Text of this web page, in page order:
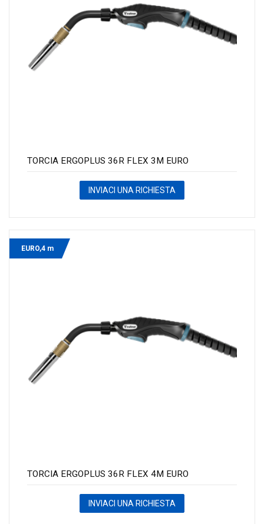
TORCIA ERGOPLUS 36R FLEX 3M EURO
INVIACI UNA RICHIESTA
EURO,4 m
TORCIA ERGOPLUS 36R FLEX 4M EURO
INVIACI UNA RICHIESTA